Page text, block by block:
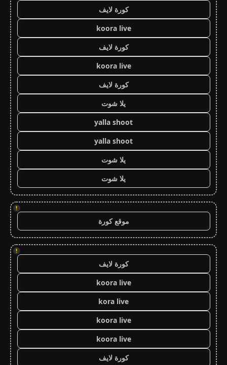
كورة لايف
koora live
كورة لايف
koora live
كورة لايف
يلا شوت
yalla shoot
yalla shoot
يلا شوت
يلا شوت
!
موقع كورة
!
كورة لايف
koora live
kora live
koora live
koora live
كورة لايف